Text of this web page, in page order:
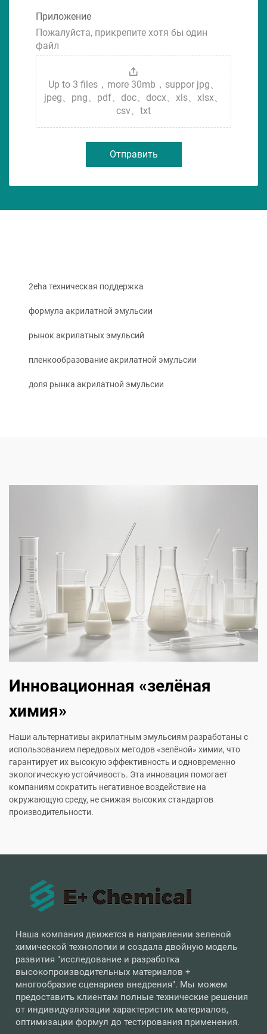
Приложение
Пожалуйста, прикрепите хотя бы один
файл
Up to 3 files，more 30mb，suppor jpg、
jpeg、png、pdf、doc、docx、xls、xlsx、
csv、txt
Отправить
2eha техническая поддержка
формула акрилатной эмульсии
рынок акрилатных эмульсий
пленкообразование акрилатной эмульсии
доля рынка акрилатной эмульсии
Инновационная «зелёная
химия»
Наши альтернативы акрилатным эмульсиям разработаны с
использованием передовых методов «зелёной» химии, что
гарантирует их высокую эффективность и одновременно
экологическую устойчивость. Эта инновация помогает
компаниям сократить негативное воздействие на
окружающую среду, не снижая высоких стандартов
производительности.
Наша компания движется в направлении зеленой
химической технологии и создала двойную модель
развития "исследование и разработка
высокопроизводительных материалов +
многообразие сценариев внедрения". Мы можем
предоставить клиентам полные технические решения
от индивидуализации характеристик материалов,
оптимизации формул до тестирования применения.